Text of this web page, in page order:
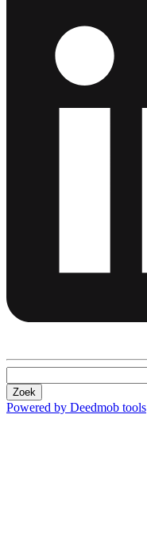
Zoek
Powered by Deedmob tools